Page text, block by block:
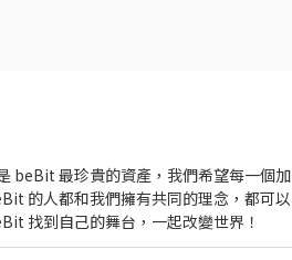
beBit 最珍貴的資產，我們希望每一個加
的人都和我們擁有共同的理念，都可以
找到自己的舞台，一起改變世界！